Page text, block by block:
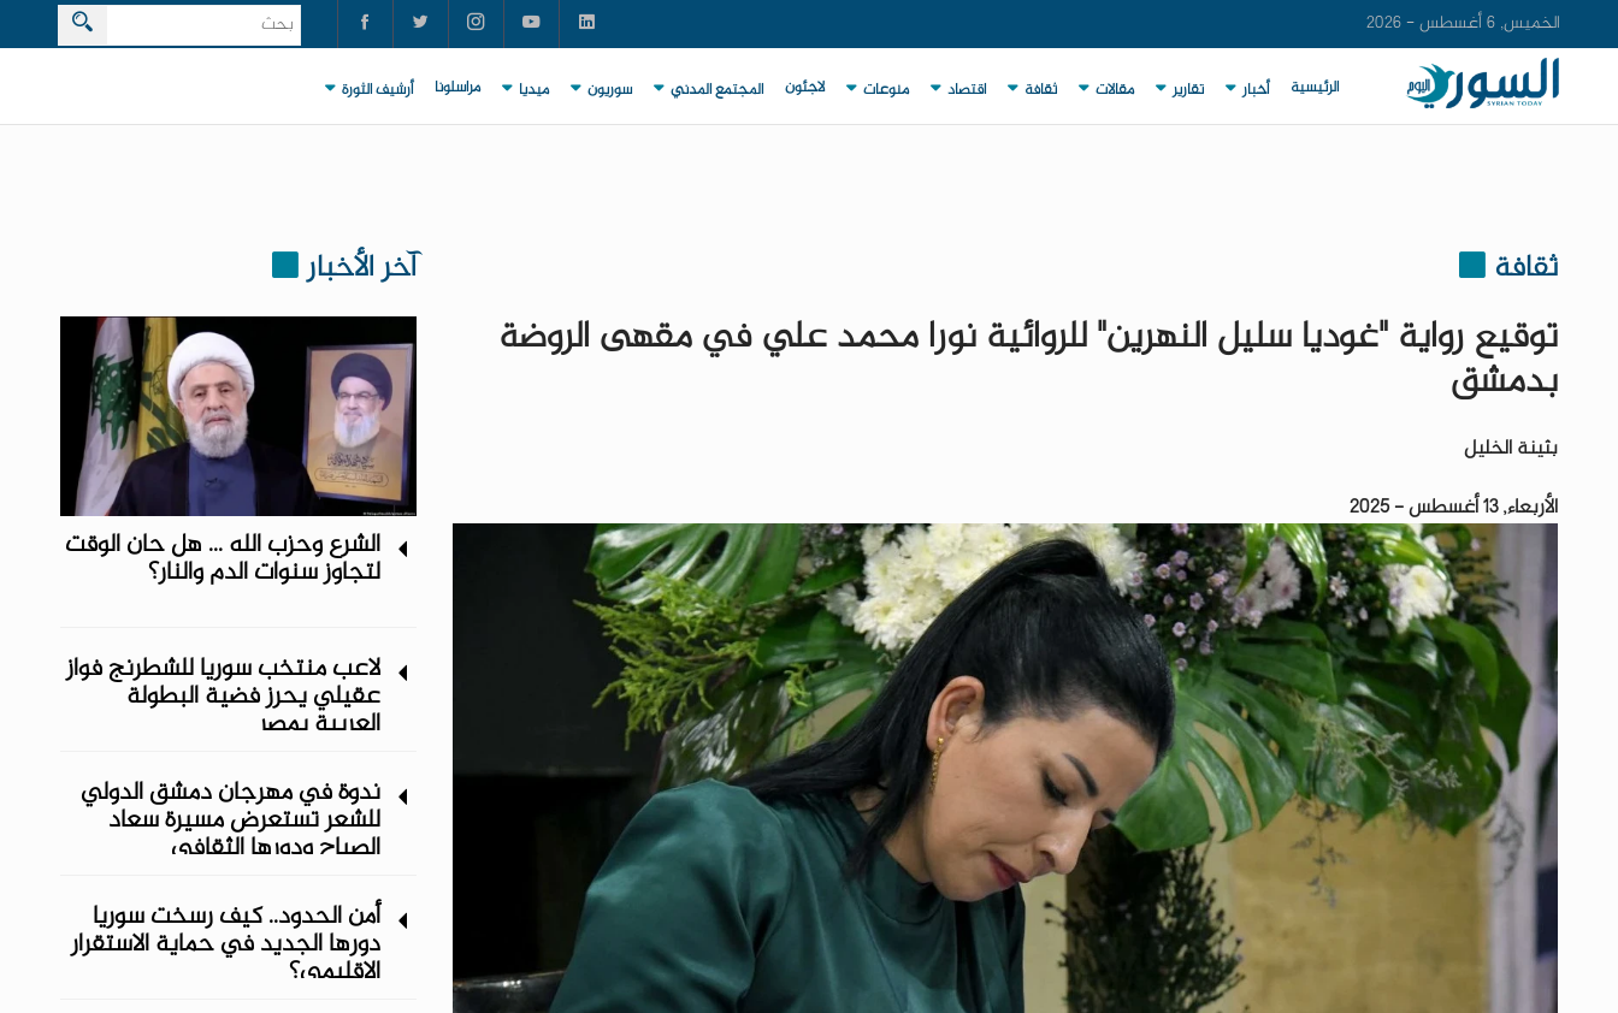
الخميس, 6 أغسطس - 2026
الرئيسية أخبار تقارير مقالات ثقافة اقتصاد منوعات لاجئون المجتمع المدني سوريون ميديا مراسلونا أرشيف الثورة
ثقافة
توقيع رواية "غوديا سليل النهرين" للروائية نورا محمد علي في مقهى الروضة
بدمشق
بثينة الخليل
الأربعاء, 13 أغسطس - 2025
آخر الأخبار
الشرع وحزب الله ... هل حان الوقت
لتجاوز سنوات الدم والنار؟
لاعب منتخب سوريا للشطرنج فواز
عقيلي يحرز فضية البطولة
العربية بمصر
ندوة في مهرجان دمشق الدولي
للشعر تستعرض مسيرة سعاد
الصباح ودورها الثقافي
أمن الحدود.. كيف رسخت سوريا
دورها الجديد في حماية الاستقرار
الإقليمي؟